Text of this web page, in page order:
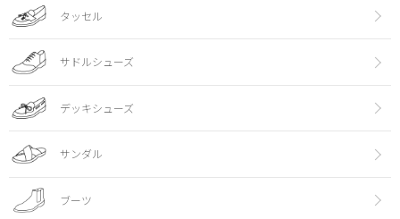
タッセル
サドルシューズ
デッキシューズ
サンダル
ブーツ